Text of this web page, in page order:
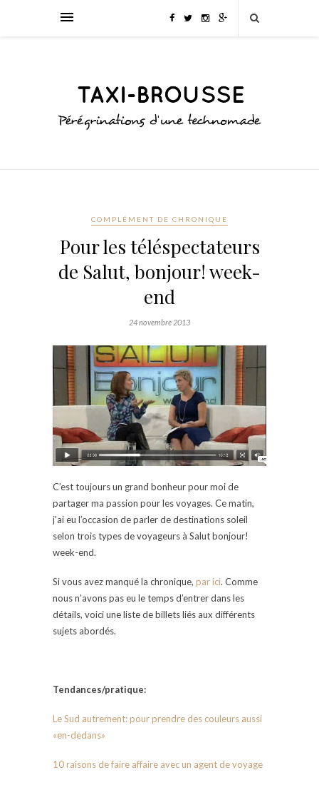
COMPLÉMENT DE CHRONIQUE
Pour les téléspectateurs
de Salut, bonjour! week-
end
24 novembre 2013
C’est toujours un grand bonheur pour moi de
partager ma passion pour les voyages. Ce matin,
j’ai eu l’occasion de parler de destinations soleil
selon trois types de voyageurs à Salut bonjour!
week-end.
Si vous avez manqué la chronique, par ici. Comme
nous n’avons pas eu le temps d’entrer dans les
détails, voici une liste de billets liés aux différents
sujets abordés.
Tendances/pratique:
Le Sud autrement: pour prendre des couleurs aussi
«en-dedans»
10 raisons de faire affaire avec un agent de voyage